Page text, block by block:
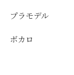
プラモデル
ボカロ